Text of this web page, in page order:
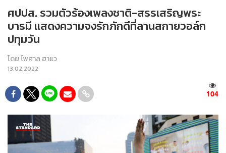
ศปปส. รวมตัวร้องเพลงชาติ-สรรเสริญพระ
บารมี แสดงความจงรักภักดีที่ลานสกายวอล์ก
ปทุมวัน
โดยไพศาล ฮาแว
13.02.2022
104